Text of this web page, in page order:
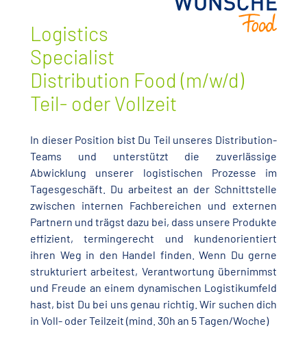
Logistics
Specialist
Distribution Food (m/w/d)
Teil- oder Vollzeit
In dieser Position bist Du Teil unseres Distribution-
Teams und unterstützt die zuverlässige
Abwicklung unserer logistischen Prozesse im
Tagesgeschäft. Du arbeitest an der Schnittstelle
zwischen internen Fachbereichen und externen
Partnern und trägst dazu bei, dass unsere Produkte
effizient, termingerecht und kundenorientiert
ihren Weg in den Handel finden. Wenn Du gerne
strukturiert arbeitest, Verantwortung übernimmst
und Freude an einem dynamischen Logistikumfeld
hast, bist Du bei uns genau richtig. Wir suchen dich
in Voll- oder Teilzeit (mind. 30h an 5 Tagen/Woche)